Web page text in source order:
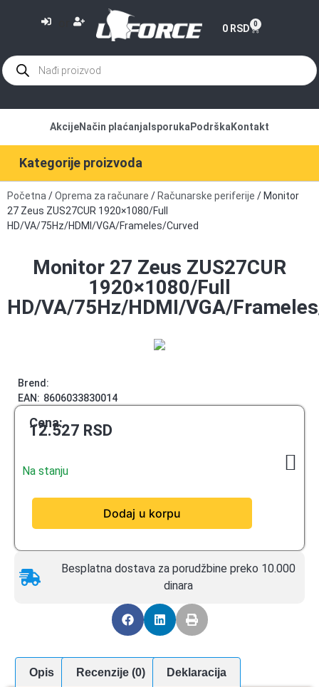
0 RSD 0
Kategorije proizvoda
AkcijeNačin plaćanja Isporuka Podrška Kontakt
Početna /Oprema za računare / Računarske periferije / Monitor
27 Zeus ZUS27CUR 1920×1080/Full
HD/VA/75Hz/HDMI/VGA/Frameles/Curved
Monitor 27 Zeus ZUS27CUR
1920×1080/Full
HD/VA/75Hz/HDMI/VGA/
Brend:
EAN: 8606033830014
Cena:
12.527 RSD
Na stanju
Dodaj u korpu
Besplatna dostava za porudžbine preko 10.000
dinara
Opis Recenzije (0) Deklaracija